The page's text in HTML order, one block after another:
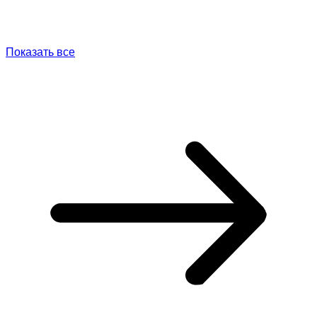
Показать все